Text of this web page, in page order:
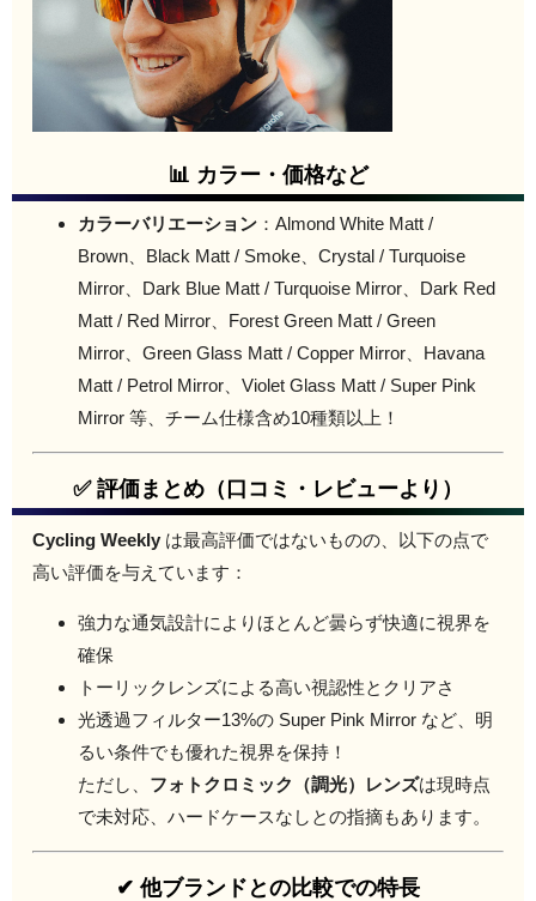
📊 カラー・価格など
カラーバリエーション：Almond White Matt /
Brown、Black Matt / Smoke、Crystal / Turquoise
Mirror、Dark Blue Matt / Turquoise Mirror、Dark Red
Matt / Red Mirror、Forest Green Matt / Green
Mirror、Green Glass Matt / Copper Mirror、Havana
Matt / Petrol Mirror、Violet Glass Matt / Super Pink
Mirror 等、チーム仕様含め10種類以上！
✅ 評価まとめ（口コミ・レビューより）
Cycling Weekly は最高評価ではないものの、以下の点で
高い評価を与えています：
強力な通気設計によりほとんど曇らず快適に視界を
確保
トーリックレンズによる高い視認性とクリアさ
光透過フィルター13%の Super Pink Mirror など、明
るい条件でも優れた視界を保持！
ただし、 フォトクロミック（調光）レンズは現時点
で未対応、ハードケースなしとの指摘もあります。
✔ 他ブランドとの比較での特長